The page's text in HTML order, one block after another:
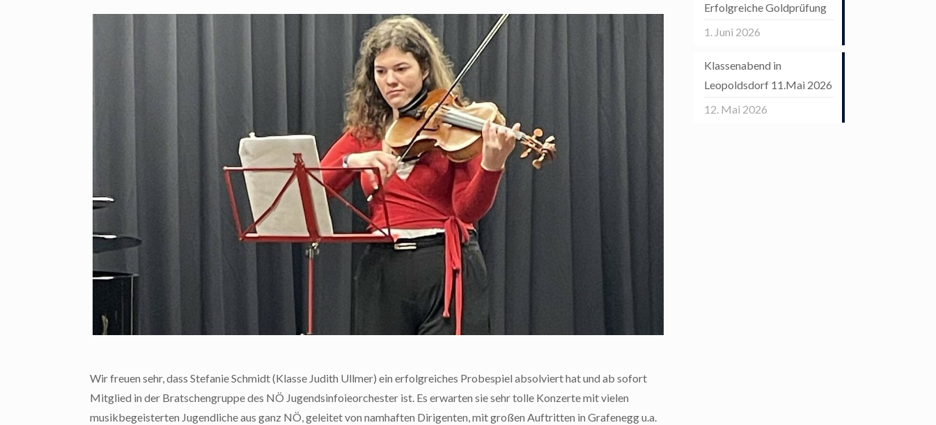
Wir freuen sehr, dass Stefanie Schmidt (Klasse Judith Ullmer) ein erfolgreiches Probespiel absolviert hat und ab sofort
Mitglied in der Bratschengruppe des NÖ Jugendsinfoieorchester ist. Es erwarten sie sehr tolle Konzerte mit vielen
musikbegeisterten Jugendliche aus ganz NÖ, geleitet von namhaften Dirigenten, mit großen Auftritten in Grafenegg u.a.
Erfolgreiche Goldprüfung
1. Juni 2026
Klassenabend in
Leopoldsdorf 11.Mai 2026
12. Mai 2026